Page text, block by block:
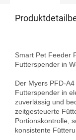
Smart Pet Feeder
Futterspender in
Der Myers PFD-
Futterspender in
zuverlässig und
zeitgesteuerte
Portionskontrolle,
konsistente